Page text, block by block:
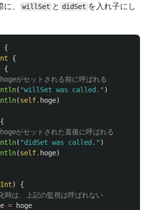
、 willSet と didSet を入れ子にし
{
{
{
がセットされる前に呼ばれる
( "willSet was called." )
(self. hoge)
{
がセットされた直後に呼ばれる
( "didSet was called." )
(self. hoge)
Int)
{
は、上記の監視は呼ばれない
=
hoge